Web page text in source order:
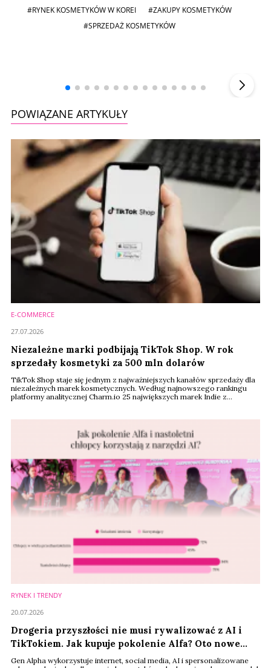
#RYNEK KOSMETYKÓW W KOREI
#ZAKUPY KOSMETYKÓW
#SPRZEDAŻ KOSMETYKÓW
POWIĄZANE ARTYKUŁY
E-COMMERCE
Niezależne marki podbijają TikTok Shop. W rok
sprzedały kosmetyki za 500 mln dolarów
TikTok Shop staje się jednym z najważniejszych kanałów sprzedaży dla
niezależnych marek kosmetycznych. Według najnowszego rankingu
platformy analitycznej Charm.io 25 największych marek Indie z
została południowokoreańska marka Dr. Melaxin, która odpowiadała za
niemal 28 proc. całego obrotu.
27.07.2026
RYNEK I TRENDY
Drogeria przyszłości nie musi rywalizować z AI i
TikTokiem. Jak kupuje pokolenie Alfa? Oto nowe
drogi wzrostu beauty
Gen Alpha wykorzystuje internet, social media, AI i spersonalizowane
20.07.2026